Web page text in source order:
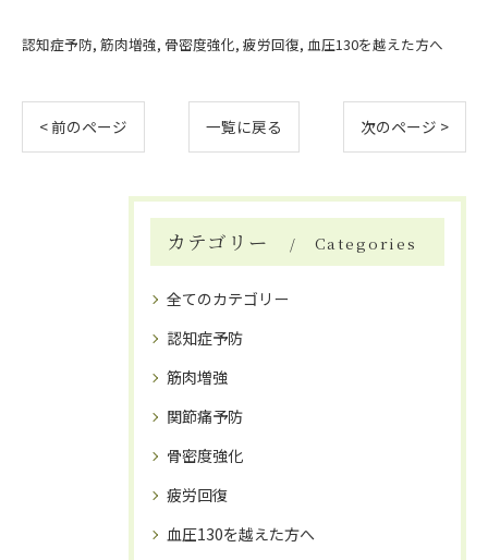
認知症予防 筋肉増強 骨密度強化 疲労回復 血圧130を越えた方へ
< 前のページ 一覧に戻る 次のページ >
カテゴリー Categories
全てのカテゴリー
認知症予防
筋肉増強
関節痛予防
骨密度強化
疲労回復
血圧130を越えた方へ